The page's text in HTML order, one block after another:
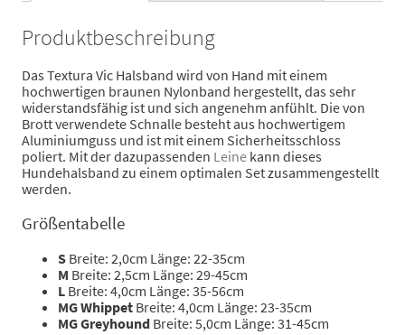
Produktbeschreibung
Das Textura Vic Halsband wird von Hand mit einem
hochwertigen braunen Nylonband hergestellt, das sehr
widerstandsfähig ist und sich angenehm anfühlt. Die von
Brott verwendete Schnalle besteht aus hochwertigem
Aluminiumguss und ist mit einem Sicherheitsschloss
poliert. Mit der dazupassenden Leine kann dieses
Hundehalsband zu einem optimalen Set zusammengestellt
werden.
Größentabelle
S Breite: 2,0cm Länge: 22-35cm
M Breite: 2,5cm Länge: 29-45cm
L Breite: 4,0cm Länge: 35-56cm
MG Whippet Breite: 4,0cm Länge: 23-35cm
MG Greyhound Breite: 5,0cm Länge: 31-45cm